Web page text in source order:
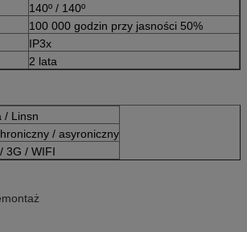
140º / 140º
100 000 godzin przy jasności 50%
IP3x
2 lata
/ Linsn
/ asyroniczny
3G / WIFI